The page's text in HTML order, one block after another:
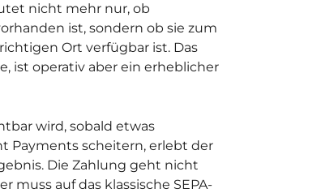
nicht mehr nur, ob
ist, sondern ob sie zum
Ort verfügbar ist. Das
ist operativ aber ein erheblicher
wird, sobald etwas
Payments scheitern, erlebt der
Die Zahlung geht nicht
muss auf das klassische SEPA-